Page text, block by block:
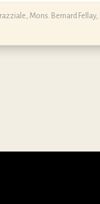
, Mons. Bernard Fellay,